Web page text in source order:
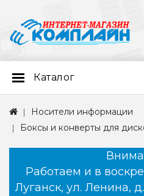
Каталог
Носители информации
Боксы и конверты для
Работаем и в
Луганск, ул. Ленина,